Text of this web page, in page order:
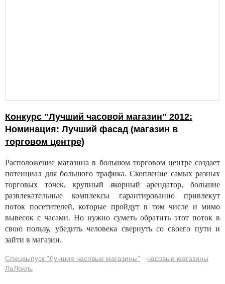
Конкурс "Лучший часовой магазин" 2012:
Номинация: Лучший фасад (магазин в
торговом центре)
Расположение магазина в большом торговом центре создает
потенциал для большого трафика. Скопление самых разных
торговых точек, крупный якорный арендатор, большие
развлекательные комплексы гарантированно привлекут
поток посетителей, которые пройдут в том числе и мимо
вывесок с часами. Но нужно суметь обратить этот поток в
свою пользу, убедить человека свернуть со своего пути и
зайти в магазин.
Спецвыпуск "Лучшие часовые магазины"
часовые магазины
ЛеЛокль